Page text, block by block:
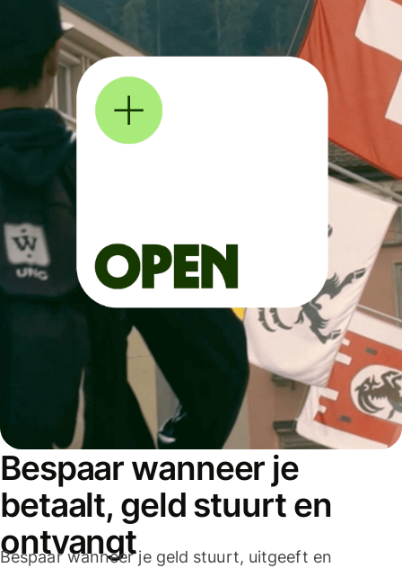
Bespaar wanneer je
betaalt, geld stuurt en
ontvangt
Bespaar wanneer je geld stuurt, uitgeeft en